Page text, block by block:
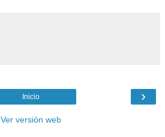
›
Inicio
Ver versión web